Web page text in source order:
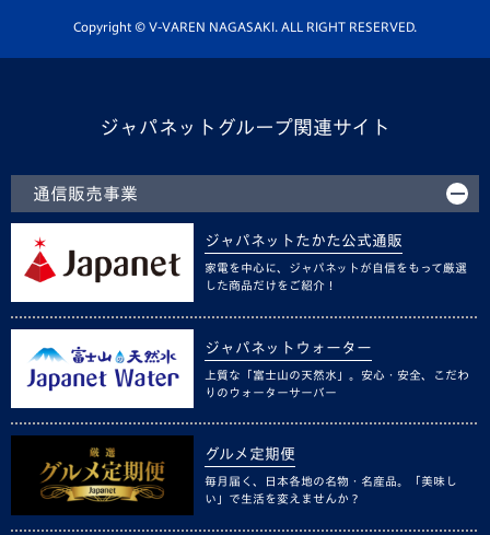
ホームタウン活動
Copyright © V-VAREN NAGASAKI. ALL RIGHT RESERVED.
ジャパネットグループ関連サイト
通信販売事業
ジャパネットたかた公式通販
家電を中心に、ジャパネットが自信をもって厳選
した商品だけをご紹介！
ジャパネットウォーター
上質な「富士山の天然水」。安心・安全、こだわ
りのウォーターサーバー
グルメ定期便
毎月届く、日本各地の名物・名産品。「美味し
い」で生活を変えませんか？